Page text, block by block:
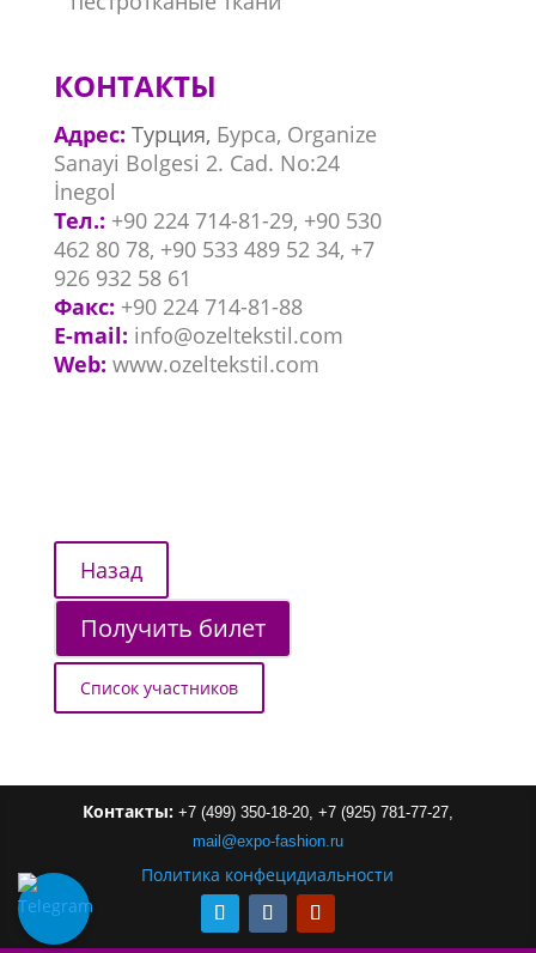
КОНТАКТЫ
Адрес: Турция, Бурса, Organize
Sanayi Bolgesi 2. Cad. No:24
İnegol
Тел.: +90 224 714-81-29, +90 530
462 80 78, +90 533 489 52 34, +7
926 932 58 61
Факс: +90 224 714-81-88
E-mail: info@ozeltekstil.com
Web: www.ozeltekstil.com
Получить билет
Список участников
Контакты: +7 (499) 350-18-20, +7 (925) 781-77-27,
mail @expo-fashion.ru
Политика конфецидиальности